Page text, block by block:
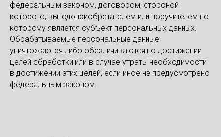
федеральным законом, договором, стороной
которого, выгодоприобретателем или поручителем по
которому является субъект персональных данных.
Обрабатываемые персональные данные
уничтожаются либо обезличиваются по достижении
целей обработки или в случае утраты необходимости
в достижении этих целей, если иное не предусмотрено
федеральным законом.